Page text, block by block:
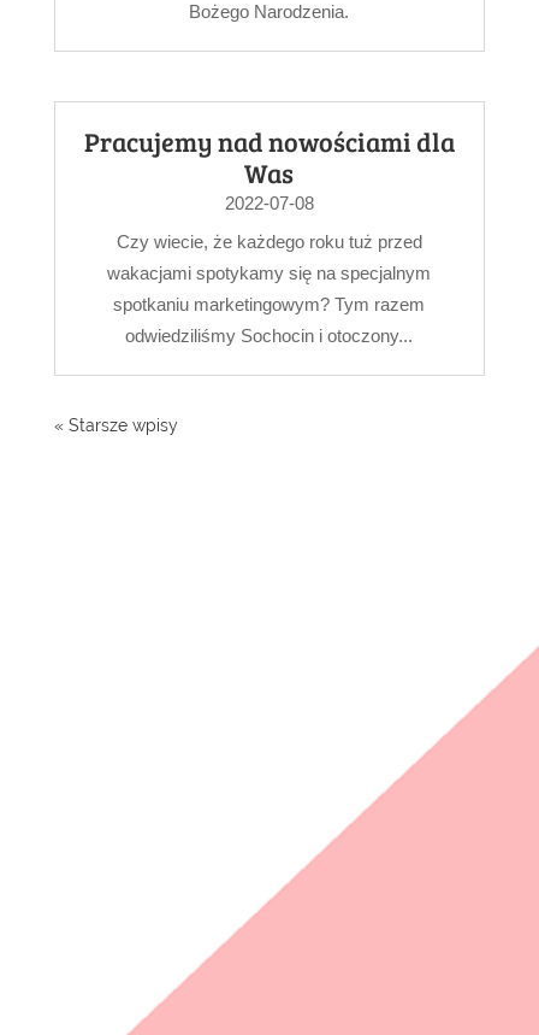
Bożego Narodzenia.
Pracujemy nad nowościami dla
Was
2022-07-08
Czy wiecie, że każdego roku tuż przed
wakacjami spotykamy się na specjalnym
spotkaniu marketingowym? Tym razem
odwiedziliśmy Sochocin i otoczony...
« Starsze wpisy